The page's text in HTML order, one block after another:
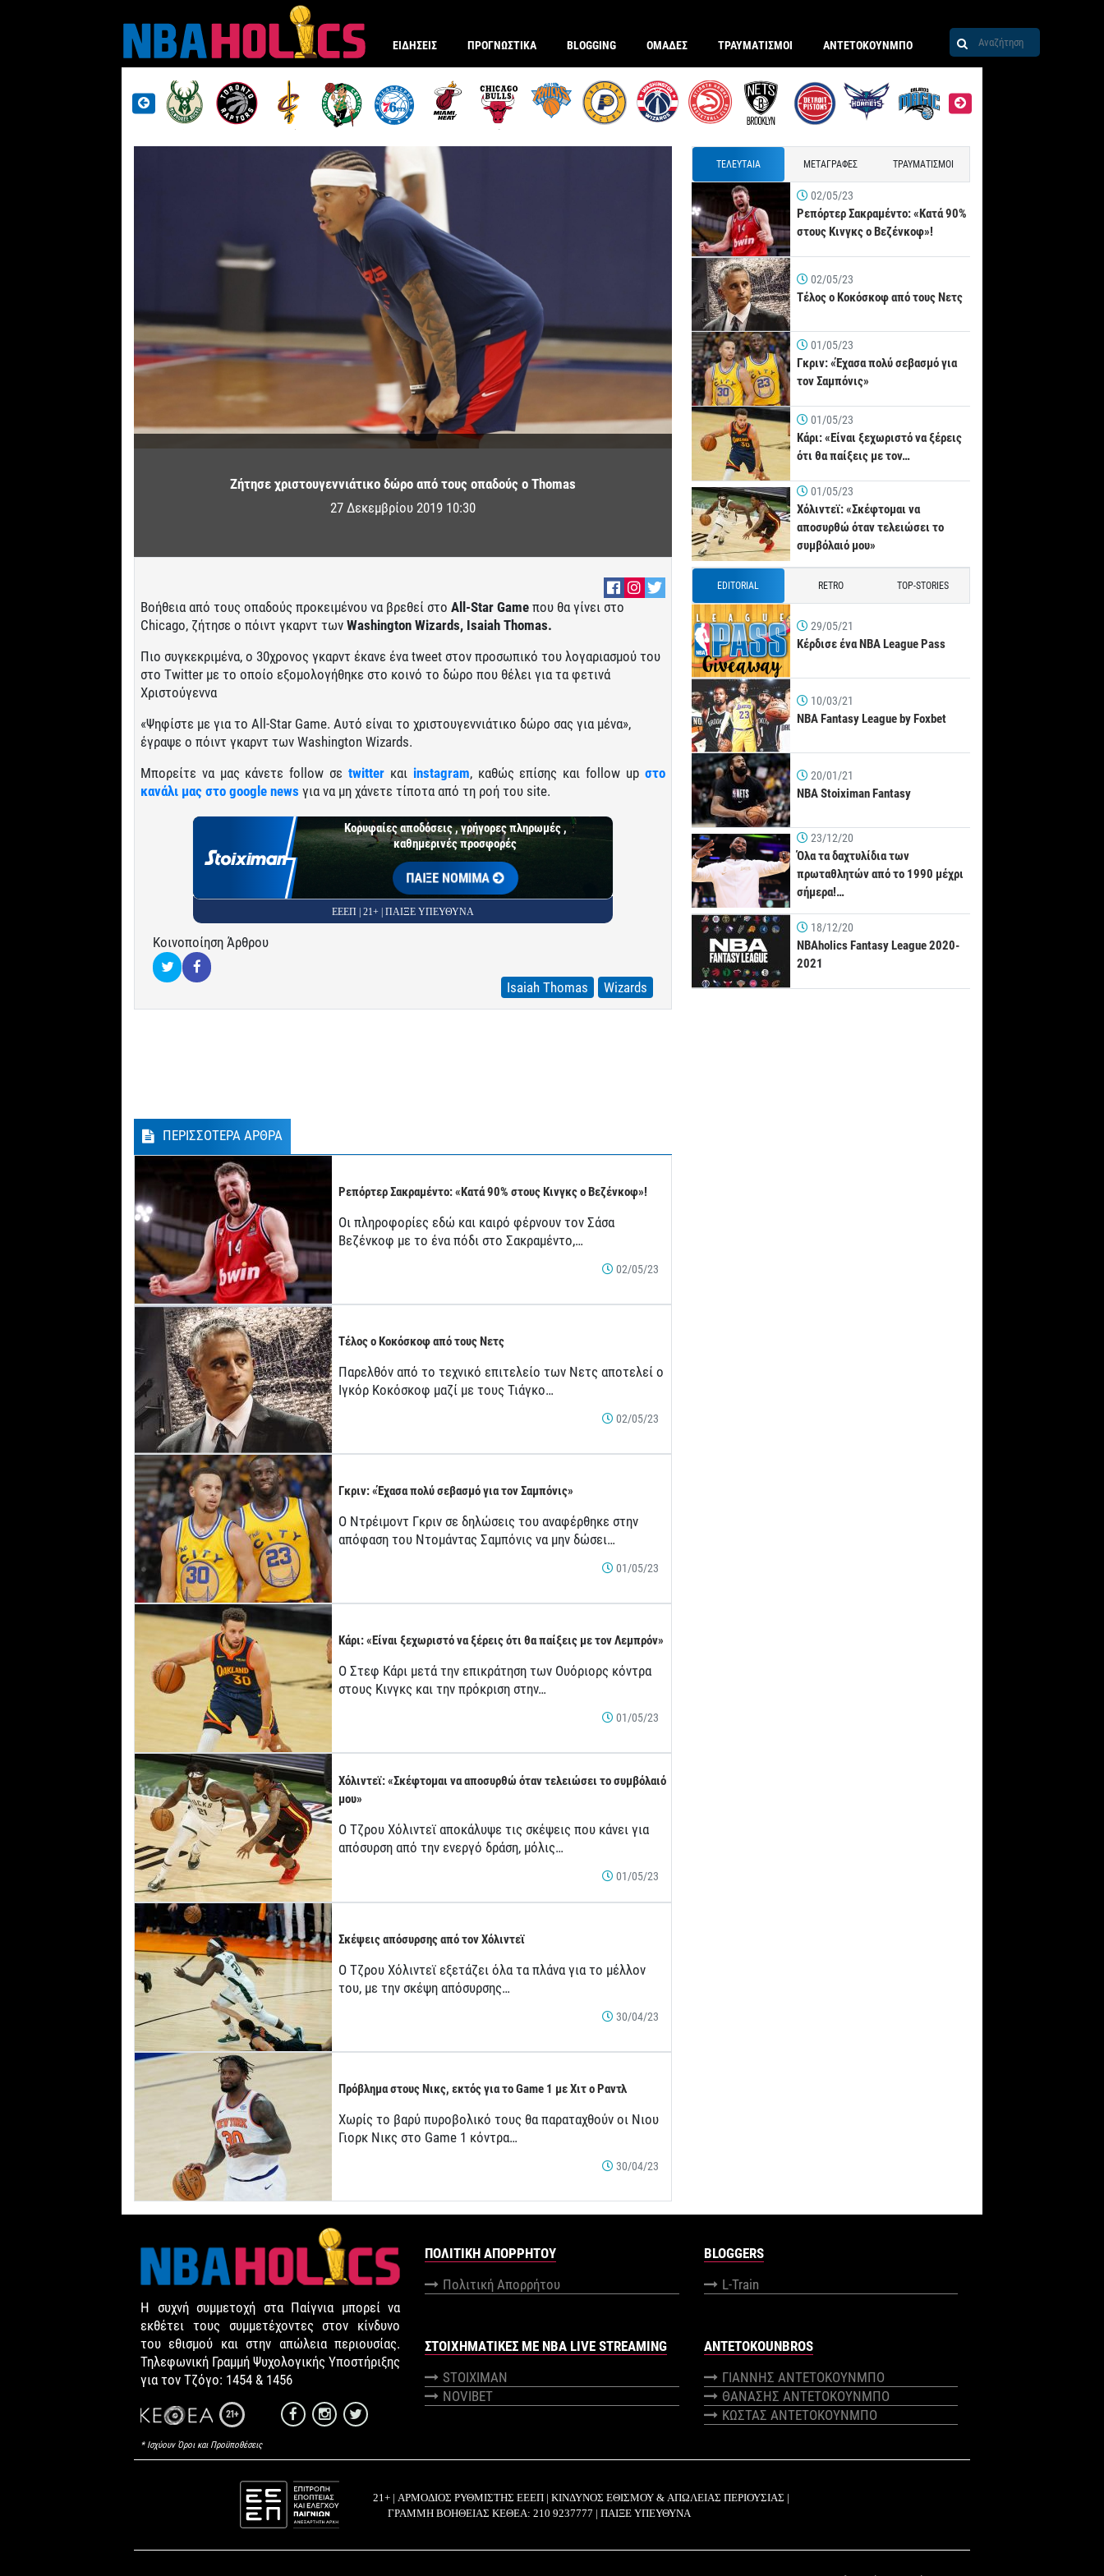
ΕΙΔΗΣΕΙΣ ΠΡΟΓΝΩΣΤΙΚΑ BLOGGING ΟΜΑΔΕΣ ΤΡΑΥΜΑΤΙΣΜΟΙ ΑΝΤΕΤΟΚΟΥΝΜΠΟ
Ζήτησε χριστουγεννιάτικο δώρο από τους οπαδούς ο Thomas
27 Δεκεμβρίου 2019 10:30
Βοήθεια από τους οπαδούς προκειμένου να βρεθεί στο All-Star Game που θα γίνει στο
Chicago, ζήτησε ο πόιντ γκαρντ των Washington Wizards, Isaiah Thomas.
Πιο συγκεκριμένα, ο 30χρονος γκαρντ έκανε ένα tweet στον προσωπικό του λογαριασμού του
στο Twitter με το οποίο εξομολογήθηκε στο κοινό το δώρο που θέλει για τα φετινά
Χριστούγεννα
«Ψηφίστε με για το All-Star Game. Αυτό είναι το χριστουγεννιάτικο δώρο σας για μένα»,
έγραψε ο πόιντ γκαρντ των Washington Wizards.
Μπορείτε να μας κάνετε follow σε twitter και instagram, καθώς επίσης και follow up στο
κανάλι μας στο google news για να μη χάνετε τίποτα από τη ροή του site.
Κορυφαίες αποδόσεις , γρήγορες πληρωμές ,
καθημερινές προσφορές
ΠΑΙΞΕ ΝΟΜΙΜΑ
ΕΕΕΠ | 21+ | ΠΑΙΞΕ ΥΠΕΥΘΥΝΑ
Κοινοποίηση Άρθρου
Isaiah Thomas Wizards
ΠΕΡΙΣΣΟΤΕΡΑ ΑΡΘΡΑ
Ρεπόρτερ Σακραμέντο: «Κατά 90% στους Κινγκς ο Βεζένκοφ»!
Οι πληροφορίες εδώ και καιρό φέρνουν τον Σάσα
Βεζένκοφ με το ένα πόδι στο Σακραμέντο,…
02/05/23
Τέλος ο Κοκόσκοφ από τους Νετς
Παρελθόν από το τεχνικό επιτελείο των Νετς αποτελεί ο
Ιγκόρ Κοκόσκοφ μαζί με τους Τιάγκο…
02/05/23
Γκριν: «Έχασα πολύ σεβασμό για τον Σαμπόνις»
Ο Ντρέιμοντ Γκριν σε δηλώσεις του αναφέρθηκε στην
απόφαση του Ντομάντας Σαμπόνις να μην δώσει…
01/05/23
Κάρι: «Είναι ξεχωριστό να ξέρεις ότι θα παίξεις με τον Λεμπρόν»
Ο Στεφ Κάρι μετά την επικράτηση των Ουόριορς κόντρα
στους Κινγκς και την πρόκριση στην…
01/05/23
Χόλιντεϊ: «Σκέφτομαι να αποσυρθώ όταν τελειώσει το συμβόλαιό
μου»
Ο Τζρου Χόλιντεϊ αποκάλυψε τις σκέψεις που κάνει για
απόσυρση από την ενεργό δράση, μόλις…
01/05/23
Σκέψεις απόσυρσης από τον Χόλιντεϊ
Ο Τζρου Χόλιντεϊ εξετάζει όλα τα πλάνα για το μέλλον
του, με την σκέψη απόσυρσης…
30/04/23
Πρόβλημα στους Νικς, εκτός για το Game 1 με Χιτ ο Ραντλ
Χωρίς το βαρύ πυροβολικό τους θα παραταχθούν οι Νιου
Γιορκ Νικς στο Game 1 κόντρα…
30/04/23
ΤΕΛΕΥΤΑΙΑ ΜΕΤΑΓΡΑΦΕΣ ΤΡΑΥΜΑΤΙΣΜΟΙ
02/05/23
Ρεπόρτερ Σακραμέντο: «Κατά 90%
στους Κινγκς ο Βεζένκοφ»!
02/05/23
Τέλος ο Κοκόσκοφ από τους Νετς
01/05/23
Γκριν: «Έχασα πολύ σεβασμό για
τον Σαμπόνις»
01/05/23
Κάρι: «Είναι ξεχωριστό να ξέρεις
ότι θα παίξεις με τον…
01/05/23
Χόλιντεϊ: «Σκέφτομαι να
αποσυρθώ όταν τελειώσει το
συμβόλαιό μου»
EDITORIAL RETRO TOP-STORIES
29/05/21
Κέρδισε ένα NBA League Pass
10/03/21
NBA Fantasy League by Foxbet
20/01/21
NBA Stoiximan Fantasy
23/12/20
Όλα τα δαχτυλίδια των
πρωταθλητών από το 1990 μέχρι
σήμερα!…
18/12/20
NBAholics Fantasy League 2020-
2021
Η συχνή συμμετοχή στα Παίγνια μπορεί να
εκθέτει τους συμμετέχοντες στον κίνδυνο
του εθισμού και στην απώλεια περιουσίας.
Τηλεφωνική Γραμμή Ψυχολογικής Υποστήριξης
για τον Τζόγο: 1454 & 1456
21+
* Ισχύουν Όροι και Προϋποθέσεις
ΠΟΛΙΤΙΚΉ ΑΠΟΡΡΉΤΟΥ
Πολιτική Απορρήτου
BLOGGERS
L-Train
ΣΤΟΙΧΗΜΑΤΙΚΕΣ ΜΕ NBA LIVE STREAMING
STOIXIMAN
NOVIBET
ANTETOKOUNBROS
ΓΙΑΝΝΗΣ ΑΝΤΕΤΟΚΟΥΝΜΠΟ
ΘΑΝΑΣΗΣ ΑΝΤΕΤΟΚΟΥΝΜΠΟ
ΚΩΣΤΑΣ ΑΝΤΕΤΟΚΟΥΝΜΠΟ